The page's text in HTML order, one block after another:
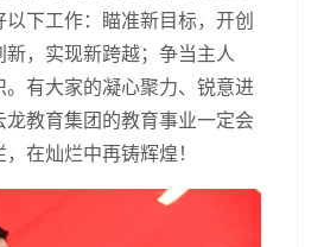
下工作：瞄准新目标，开创
，实现新跨越；争当主人
。有大家的凝心聚力、锐意进
龙教育集团的教育事业一定会
在灿烂中再铸辉煌！